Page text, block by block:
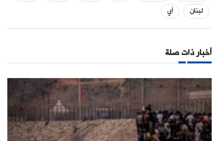
لبنان
أي
أخبار ذات صلة